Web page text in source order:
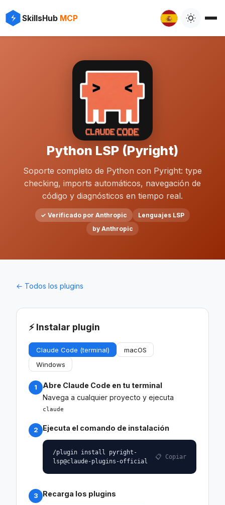
SkillsHub MCP
Python LSP (Pyright)
Soporte completo de Python con Pyright: type
checking, imports automáticos, navegación de
código y diagnósticos en tiempo real.
✓ Verificado por Anthropic
Lenguajes LSP
by Anthropic
← Todos los plugins
⚡ Instalar plugin
Claude Code (terminal)
macOS
Windows
1
Abre Claude Code en tu terminal
Navega a cualquier proyecto y ejecuta
claude
2 Ejecuta el comando de instalación
/plugin install pyright-
lsp@claude-plugins-official
📋 Copiar
3 Recarga los plugins